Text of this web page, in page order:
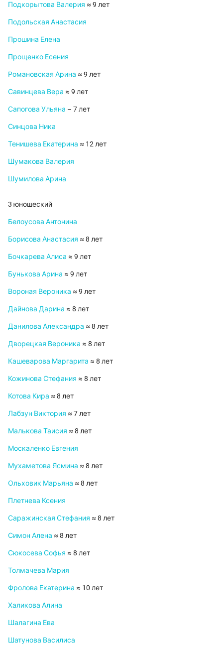
Подкорытова Валерия ≈ 9 лет
Подольская Анастасия
Прошина Елена
Прощенко Есения
Романовская Арина ≈ 9 лет
Савинцева Вера ≈ 9 лет
Сапогова Ульяна – 7 лет
Синцова Ника
Тенишева Екатерина ≈ 12 лет
Шумакова Валерия
Шумилова Арина
3 юношеский
Белоусова Антонина
Борисова Анастасия ≈ 8 лет
Бочкарева Алиса ≈ 9 лет
Бунькова Арина ≈ 9 лет
Вороная Вероника ≈ 9 лет
Дайнова Дарина ≈ 8 лет
Данилова Александра ≈ 8 лет
Дворецкая Вероника ≈ 8 лет
Кашеварова Маргарита ≈ 8 лет
Кожинова Стефания ≈ 8 лет
Котова Кира ≈ 8 лет
Лабзун Виктория ≈ 7 лет
Малькова Таисия ≈ 8 лет
Москаленко Евгения
Мухаметова Ясмина ≈ 8 лет
Ольховик Марьяна ≈ 8 лет
Плетнева Ксения
Саражинская Стефания ≈ 8 лет
Симон Алена ≈ 8 лет
Сюкосева Софья ≈ 8 лет
Толмачева Мария
Фролова Екатерина ≈ 10 лет
Халикова Алина
Шалагина Ева
Шатунова Василиса